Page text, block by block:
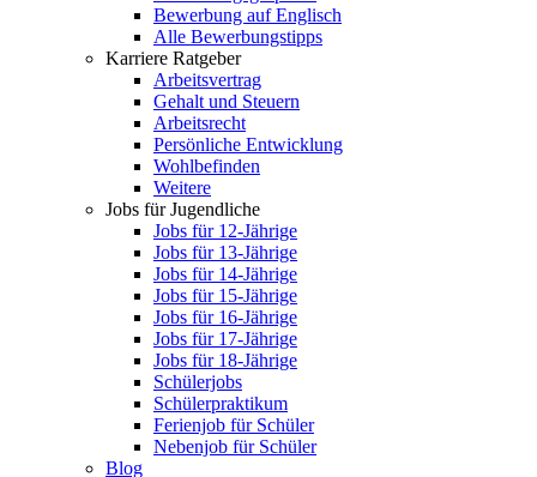
Bewerbung auf Englisch
Alle Bewerbungstipps
Karriere Ratgeber
Arbeitsvertrag
Gehalt und Steuern
Arbeitsrecht
Persönliche Entwicklung
Wohlbefinden
Weitere
Jobs für Jugendliche
Jobs für 12-Jährige
Jobs für 13-Jährige
Jobs für 14-Jährige
Jobs für 15-Jährige
Jobs für 16-Jährige
Jobs für 17-Jährige
Jobs für 18-Jährige
Schülerjobs
Schülerpraktikum
Ferienjob für Schüler
Nebenjob für Schüler
Blog